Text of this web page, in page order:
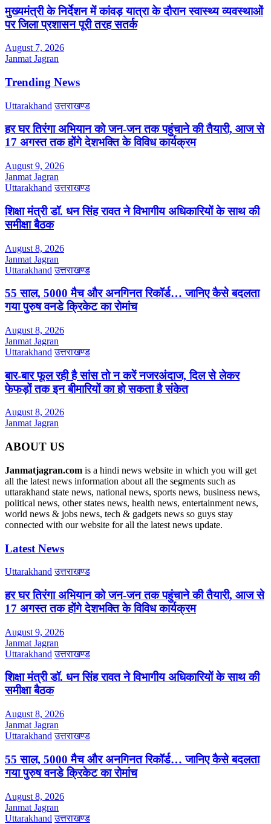
मुख्यमंत्री के निर्देशन में कांवड़ यात्रा के दौरान स्वास्थ्य व्यवस्थाओं
पर जिला प्रशासन पूरी तरह सतर्क
August 7, 2026
Janmat Jagran
Trending News
Uttarakhand उत्तराखण्ड
हर घर तिरंगा अभियान को जन-जन तक पहुंचाने की तैयारी, आज से
17 अगस्त तक होंगे देशभक्ति के विविध कार्यक्रम
August 9, 2026
Janmat Jagran
Uttarakhand उत्तराखण्ड
शिक्षा मंत्री डॉ. धन सिंह रावत ने विभागीय अधिकारियों के साथ की
समीक्षा बैठक
August 8, 2026
Janmat Jagran
Uttarakhand उत्तराखण्ड
55 साल, 5000 मैच और अनगिनत रिकॉर्ड… जानिए कैसे बदलता
गया पुरुष वनडे क्रिकेट का रोमांच
August 8, 2026
Janmat Jagran
Uttarakhand उत्तराखण्ड
बार-बार फूल रही है सांस तो न करें नजरअंदाज, दिल से लेकर
फेफड़ों तक इन बीमारियों का हो सकता है संकेत
August 8, 2026
Janmat Jagran
ABOUT US
Janmatjagran.com is a hindi news website in which you will get
all the latest news information about all the segments such as
uttarakhand state news, national news, sports news, business news,
political news, other states news, health news, entertainment news,
world news & jobs news, tech & gadgets news so guys stay
connected with our website for all the latest news update.
Latest News
Uttarakhand उत्तराखण्ड
हर घर तिरंगा अभियान को जन-जन तक पहुंचाने की तैयारी, आज से
17 अगस्त तक होंगे देशभक्ति के विविध कार्यक्रम
August 9, 2026
Janmat Jagran
Uttarakhand उत्तराखण्ड
शिक्षा मंत्री डॉ. धन सिंह रावत ने विभागीय अधिकारियों के साथ की
समीक्षा बैठक
August 8, 2026
Janmat Jagran
Uttarakhand उत्तराखण्ड
55 साल, 5000 मैच और अनगिनत रिकॉर्ड… जानिए कैसे बदलता
गया पुरुष वनडे क्रिकेट का रोमांच
August 8, 2026
Janmat Jagran
Uttarakhand उत्तराखण्ड